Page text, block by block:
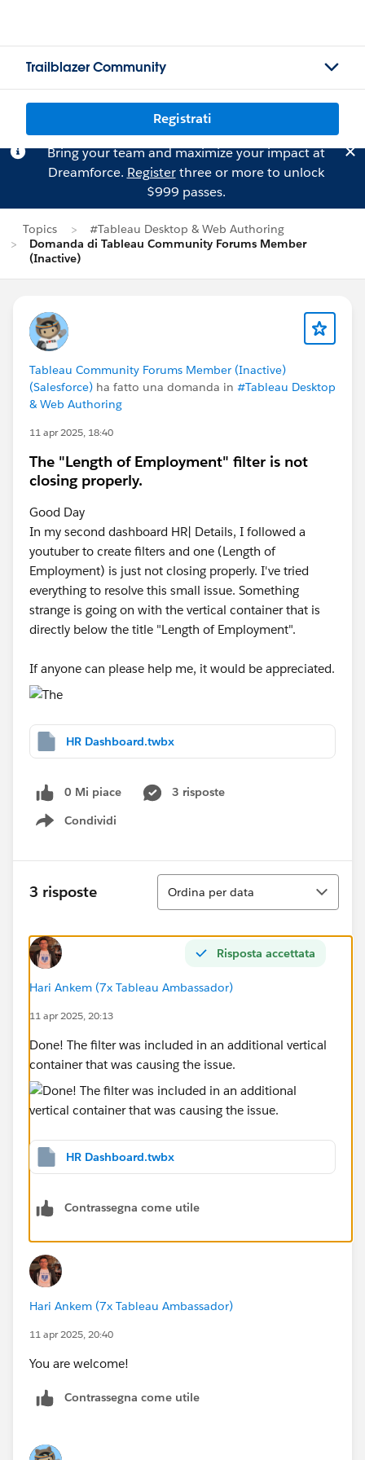
Trailblazer Community
Registrati
Bring your team and maximize your impact at
Dreamforce. Registerthree or more to unlock
$999 passes.
Topics
#Tableau Desktop & Web Authoring
Domanda di Tableau Community Forums Member
(Inactive)
Tableau Community Forums Member (Inactive)
(Salesforce) ha fatto una domanda in #Tableau Desktop
& Web Authoring
11 apr 2025, 18:40
The "Length of Employment" filter is not
closing properly.
Good Day
In my second dashboard HR| Details, I followed a
youtuber to create filters and one (Length of
Employment) is just not closing properly. I've tried
everything to resolve this small issue. Something
strange is going on with the vertical container that is
directly below the title "Length of Employment".
If anyone can please help me, it would be appreciated.
HR Dashboard.twbx
0 Mi piace
3 risposte
Condividi
Show menu
3 risposte
Ordina
Ordina per data
Risposta accettata
Hari Ankem (7x Tableau Ambassador)
11 apr 2025, 20:13
Done! The filter was included in an additional vertical
container that was causing the issue.
HR Dashboard.twbx
Contrassegna come utile
Hari Ankem (7x Tableau Ambassador)
11 apr 2025, 20:40
You are welcome!
Contrassegna come utile